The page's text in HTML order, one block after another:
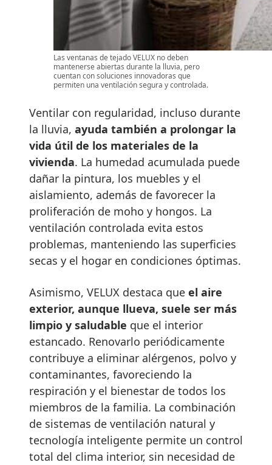
Las ventanas de tejado VELUX no deben
mantenerse abiertas durante la lluvia, pero
cuentan con soluciones innovadoras que
permiten una ventilación segura y controlada.
Ventilar con regularidad, incluso durante
la lluvia, ayuda también a prolongar la
vida útil de los materiales de la
vivienda. La humedad acumulada puede
dañar la pintura, los muebles y el
aislamiento, además de favorecer la
proliferación de moho y hongos. La
ventilación controlada evita estos
problemas, manteniendo las superficies
secas y el hogar en condiciones óptimas.
Asimismo, VELUX destaca que el aire
exterior, aunque llueva, suele ser más
limpio y saludable que el interior
estancado. Renovarlo periódicamente
contribuye a eliminar alérgenos, polvo y
contaminantes, favoreciendo la
respiración y el bienestar de todos los
miembros de la familia. La combinación
de sistemas de ventilación natural y
tecnología inteligente permite un control
total del clima interior, sin necesidad de